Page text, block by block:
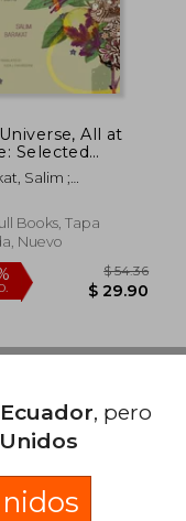
All at
Selected
(en Inglés)
Salim ;
Books, Tapa
Nuevo
, pero